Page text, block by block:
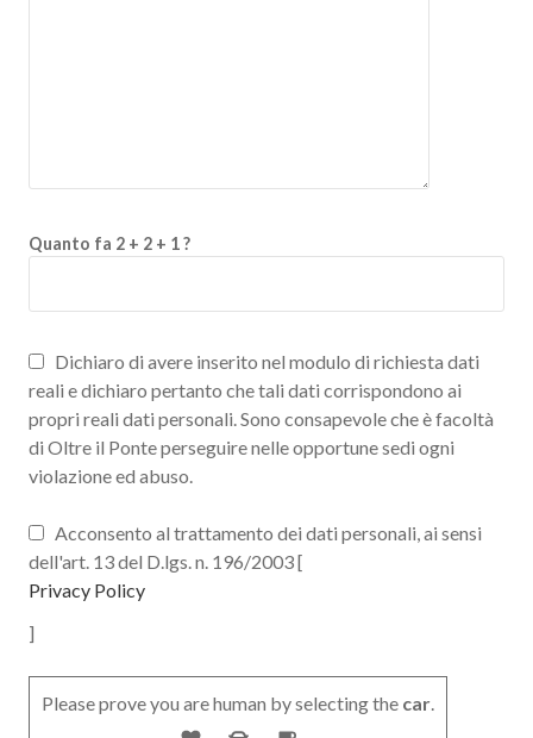
Quanto fa 2 + 2 + 1 ?
Dichiaro di avere inserito nel modulo di richiesta dati
reali e dichiaro pertanto che tali dati corrispondono ai
propri reali dati personali. Sono consapevole che è facoltà
di Oltre il Ponte perseguire nelle opportune sedi ogni
violazione ed abuso.
Acconsento al trattamento dei dati personali, ai sensi
dell'art. 13 del D.lgs. n. 196/2003 [
Privacy Policy
]
Please prove you are human by selecting the car.